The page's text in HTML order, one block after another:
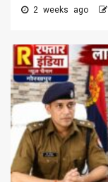
2 weeks ago